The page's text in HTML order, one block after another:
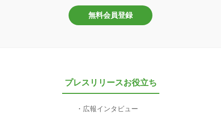
無料会員登録
プレスリリースお役立ち
広報インタビュー